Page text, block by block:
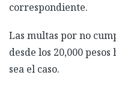
correspondiente.
Las multas por no
desde los 20,000 pesos
sea el caso.